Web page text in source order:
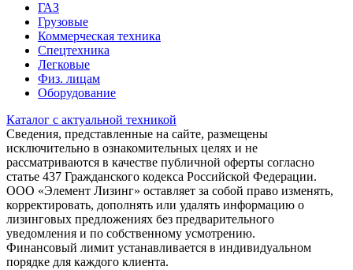
ГАЗ
Грузовые
Коммерческая техника
Спецтехника
Легковые
Физ. лицам
Оборудование
Каталог с актуальной техникой
Сведения, представленные на сайте, размещены
исключительно в ознакомительных целях и не
рассматриваются в качестве публичной оферты согласно
статье 437 Гражданского кодекса Российской Федерации.
ООО «Элемент Лизинг» оставляет за собой право изменять,
корректировать, дополнять или удалять информацию о
лизинговых предложениях без предварительного
уведомления и по собственному усмотрению.
Финансовый лимит устанавливается в индивидуальном
порядке для каждого клиента.